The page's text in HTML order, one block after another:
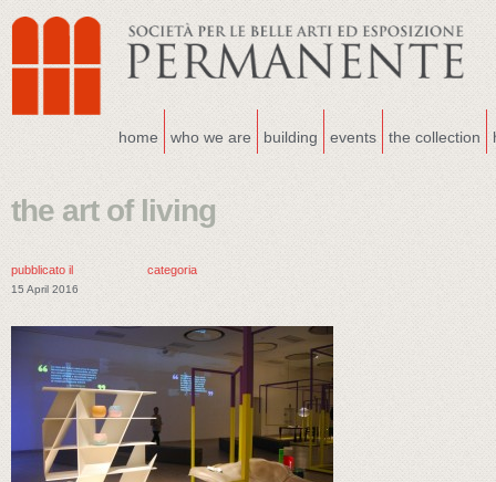
home who we are building events the collection
the art of living
pubblicato il
15 April 2016
categoria